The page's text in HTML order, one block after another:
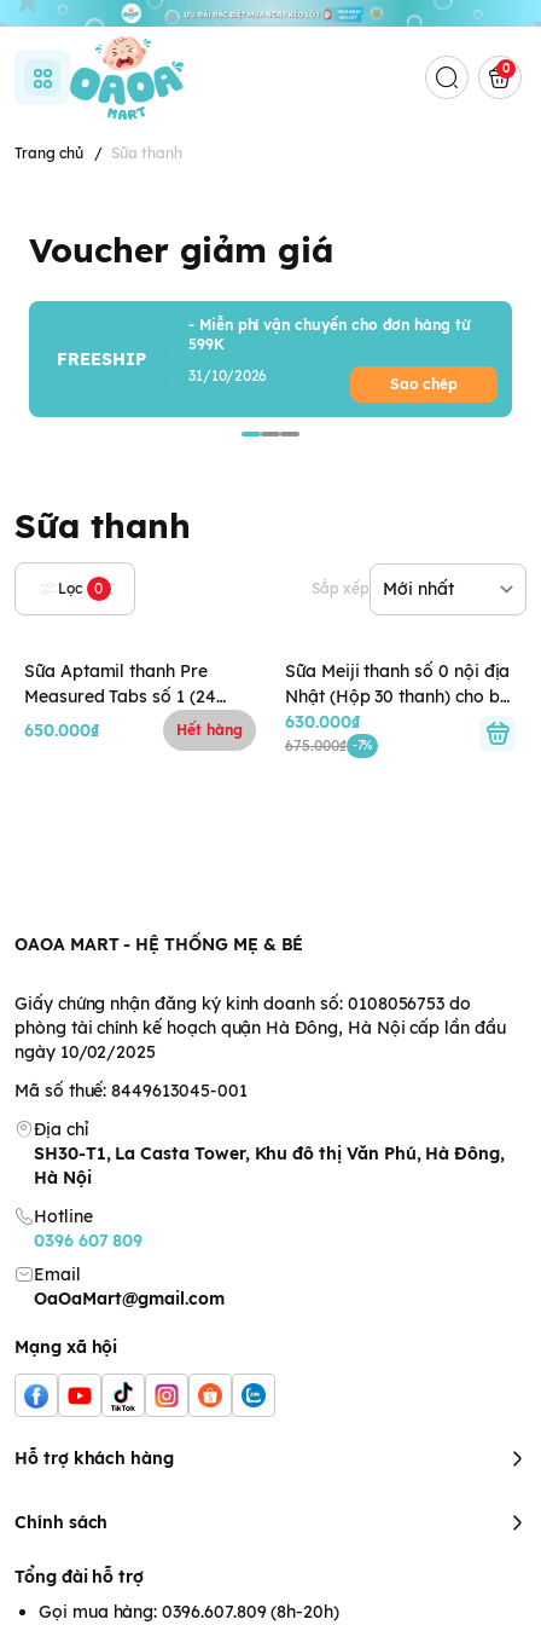
0
Trang chủ / Sữa thanh
Voucher giảm giá
FREESHIP
- Miễn phí vận chuyển cho đơn hàng từ
599K
31/10/2026
Sao chép
Sữa thanh
Lọc 0 Sắp xếp
Sữa Aptamil thanh Pre
Measured Tabs số 1 (24
thanh) cho bé 0-6 tháng
650.000₫ Hết hàng
Sữa Meiji thanh số 0 nội địa
Nhật (Hộp 30 thanh) cho bé
0-12 tháng
630.000₫
675.000₫ -7%
OAOA MART - HỆ THỐNG MẸ & BÉ
Giấy chứng nhận đăng ký kinh doanh số: 0108056753 do
phòng tài chính kế hoạch quận Hà Đông, Hà Nội cấp lần đầu
ngày 10/02/2025
Mã số thuế: 8449613045-001
Địa chỉ
SH30-T1, La Casta Tower, Khu đô thị Văn Phú, Hà Đông,
Hà Nội
Hotline
0396 607 809
Email
OaOaMart@gmail.com
Mạng xã hội
Hỗ trợ khách hàng
Chính sách
Tổng đài hỗ trợ
Gọi mua hàng: 0396.607.809 (8h-20h)